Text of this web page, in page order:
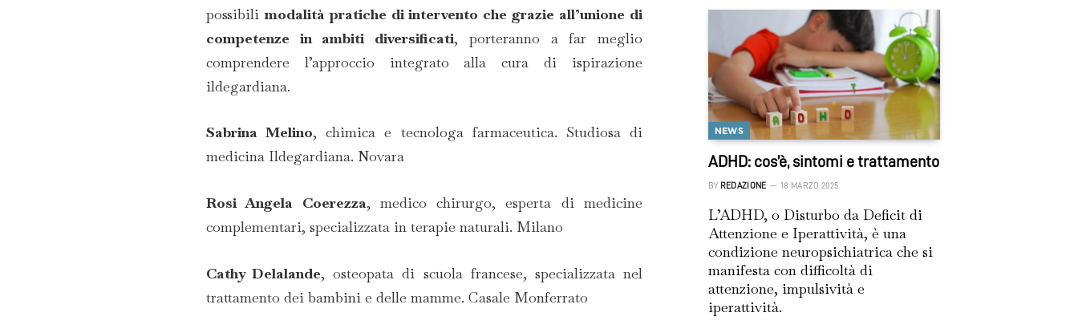
possibilimodalità pratiche di intervento che grazie all’unione di
competenze in ambiti diversificati, porteranno a far meglio
comprendere l’approccio integrato alla cura di ispirazione
ildegardiana.
Sabrina Melino, chimica e tecnologa farmaceutica. Studiosa di
medicina Ildegardiana. Novara
Rosi Angela Coerezza, medico chirurgo, esperta di medicine
complementari, specializzata in terapie naturali. Milano
Cathy Delalande, osteopata di scuola francese, specializzata nel
trattamento dei bambini e delle mamme. Casale Monferrato
NEWS
ADHD: cos’è, sintomi e trattamento
BY REDAZIONE 18 MARZO 2025
L’ADHD, o Disturbo da Deficit di
Attenzione e Iperattività, è una
condizione neuropsichiatrica che si
manifesta con difficoltà di
attenzione, impulsività e
iperattività.